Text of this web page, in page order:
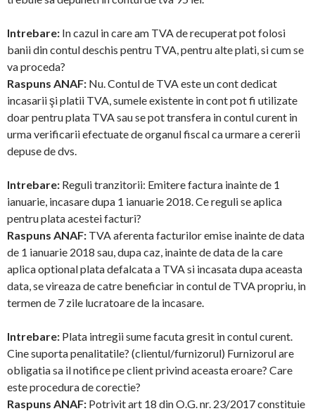
Intrebare: In cazul in care am TVA de recuperat pot folosi
banii din contul deschis pentru TVA, pentru alte plati, si cum se
va proceda?
Raspuns ANAF: Nu. Contul de TVA este un cont dedicat
incasarii şi platii TVA, sumele existente in cont pot fi utilizate
doar pentru plata TVA sau se pot transfera in contul curent in
urma verificarii efectuate de organul fiscal ca urmare a cererii
depuse de dvs.
Intrebare: Reguli tranzitorii: Emitere factura inainte de 1
ianuarie, incasare dupa 1 ianuarie 2018. Ce reguli se aplica
pentru plata acestei facturi?
Raspuns ANAF: TVA aferenta facturilor emise inainte de data
de 1 ianuarie 2018 sau, dupa caz, inainte de data de la care
aplica optional plata defalcata a TVA si incasata dupa aceasta
data, se vireaza de catre beneficiar in contul de TVA propriu, in
termen de 7 zile lucratoare de la incasare.
Intrebare: Plata intregii sume facuta gresit in contul curent.
Cine suporta penalitatile? (clientul/furnizorul) Furnizorul are
obligatia sa il notifice pe client privind aceasta eroare? Care
este procedura de corectie?
Raspuns ANAF: Potrivit art 18 din O.G. nr. 23/2017 constituie